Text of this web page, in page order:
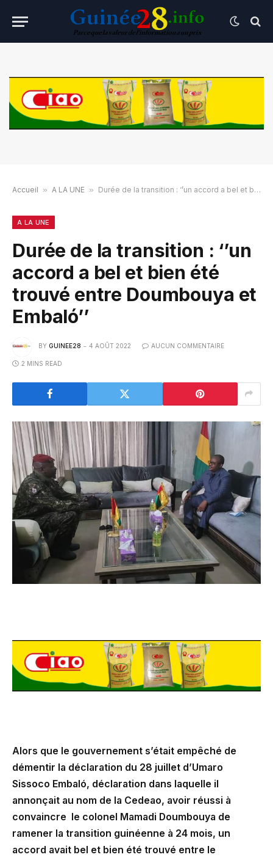
Accueil » A LA UNE » Durée de la transition : ‘’un accord a bel et bien été trouvé entre Doumbouya et Embaló’’
A LA UNE
Durée de la transition : ‘’un
accord a bel et bien été
trouvé entre Doumbouya et
Embaló’’
BY GUINEE28 4 AOÛT 2022 AUCUN COMMENTAIRE
2 MINS READ
Alors que le gouvernement s’était empêché de
démentir la déclaration du 28 juillet d’Umaro
Sissoco Embaló, déclaration dans laquelle il
annonçait au nom de la Cedeao, avoir réussi à
convaincre le colonel Mamadi Doumbouya de
ramener la transition guinéenne à 24 mois, un
accord avait bel et bien été trouvé entre le